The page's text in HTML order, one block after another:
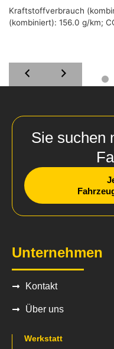
Kraftstoffverbrauch
(kombiniert): 156.0 g/km;
Sie suchen
Unternehmen
Kontakt
Über uns
Werkstatt